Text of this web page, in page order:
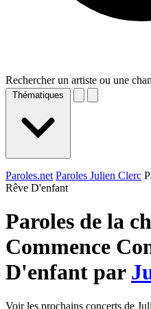
Rechercher un artiste ou une
Thématiques
Paroles.net Paroles Julien Clerc
Rêve D'enfant
Paroles de la
Commence
D'enfant par
Voir les prochains concerts de